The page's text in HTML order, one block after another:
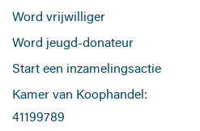
Word vrijwilliger
Word jeugd-donateur
Start een inzamelingsactie
Kamer van Koophandel:
41199789